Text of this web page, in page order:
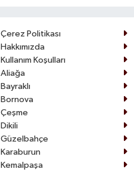
Çerez Politikası
Hakkımızda
Kullanım Koşulları
Aliağa
Bayraklı
Bornova
Çeşme
Dikili
Güzelbahçe
Karaburun
Kemalpaşa